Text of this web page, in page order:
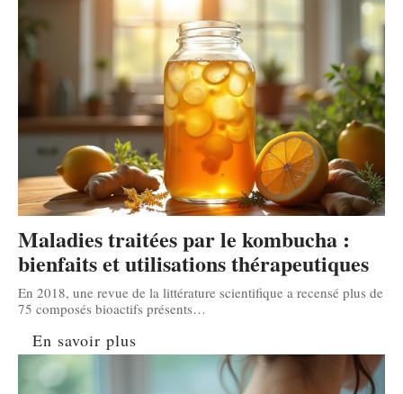
Maladies traitées par le kombucha :
bienfaits et utilisations thérapeutiques
En 2018, une revue de la littérature scientifique a recensé plus de
75 composés bioactifs présents…
En savoir plus